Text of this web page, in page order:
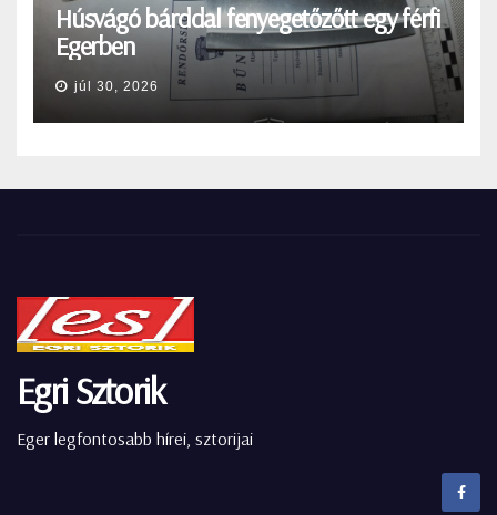
Húsvágó bárddal fenyegetőzőtt egy férfi
Egerben
júl 30, 2026
Egri Sztorik
Eger legfontosabb hírei, sztorijai